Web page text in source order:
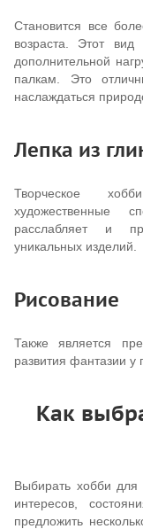
Становится все
возраста. Этот вид
дополнительной
палкам. Это
наслаждаться
Лепка из
Творческое
художественные
расслабляет и
уникальных изделий.
Рисование
Также является
развития фантазии у
Как
Выбирать хобби для
интересов,
предложить